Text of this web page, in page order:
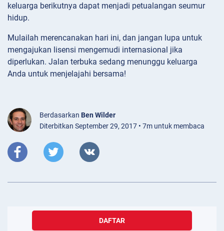
keluarga berikutnya dapat menjadi petualangan seumur
hidup.
Mulailah merencanakan hari ini, dan jangan lupa untuk
mengajukan lisensi mengemudi internasional jika
diperlukan. Jalan terbuka sedang menunggu keluarga
Anda untuk menjelajahi bersama!
Berdasarkan Ben Wilder
Diterbitkan September 29, 2017 • 7m untuk membaca
DAFTAR